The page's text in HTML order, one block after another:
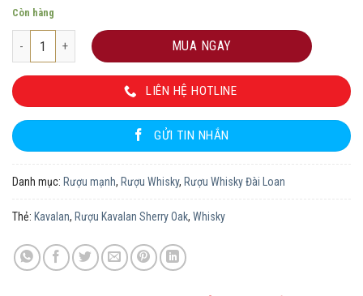
Còn hàng
Rượu Kavalan Sherry Oak số lượngMUA NGAY
LIÊN HỆ HOTLINE
GỬI TIN NHẮN
Danh mục: Rượu mạnh, Rượu Whisky, Rượu Whisky Đài Loan
Thẻ: Kavalan, Rượu Kavalan Sherry Oak, Whisky